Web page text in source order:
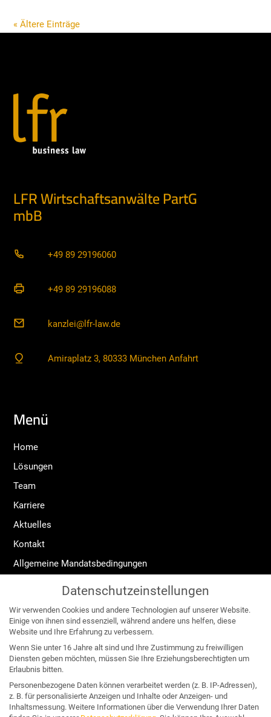
« Ältere Einträge
LFR Wirtschaftsanwälte PartG
mbB
+49 89 29196060
+49 89 29196088
kanzlei@lfr-law.de
Amiraplatz 3, 80333 München Anfahrt
Menü
Home
Lösungen
Team
Karriere
Aktuelles
Kontakt
Allgemeine Mandatsbedingungen
Datenschutzerklärung
Angebote für:
Unternehmen & Organisation
Business & Wettbewerb
Datenschutzeinstellungen
Wir verwenden Cookies und andere Technologien auf unserer Website.
Einige von ihnen sind essenziell, während andere uns helfen, diese
Website und Ihre Erfahrung zu verbessern.
Wenn Sie unter 16 Jahre alt sind und Ihre Zustimmung zu freiwilligen
Diensten geben möchten, müssen Sie Ihre Erziehungsberechtigten um
Erlaubnis bitten.
Personenbezogene Daten können verarbeitet werden (z. B. IP-Adressen),
z. B. für personalisierte Anzeigen und Inhalte oder Anzeigen- und
Inhaltsmessung. Weitere Informationen über die Verwendung Ihrer Daten